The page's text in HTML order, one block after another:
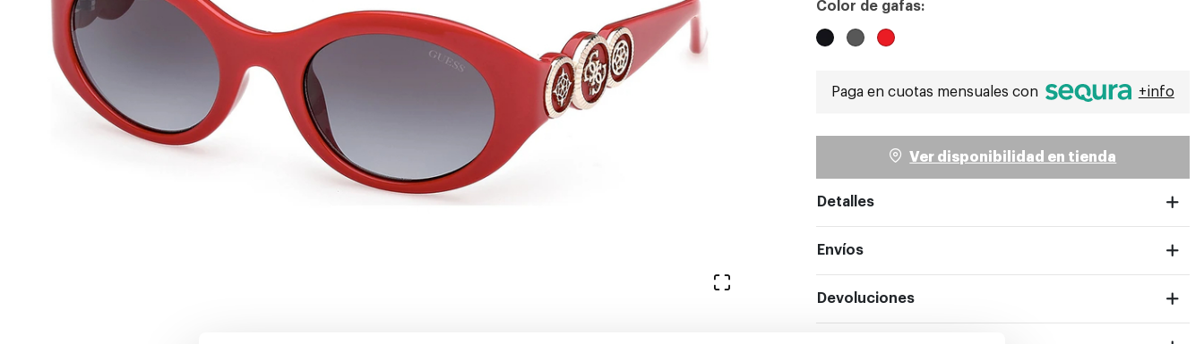
Ver en pantalla completa
Color de gafas:
Paga en cuotas mensuales con +info
Ver disponibilidad en tienda
Detalles
Envíos
Devoluciones